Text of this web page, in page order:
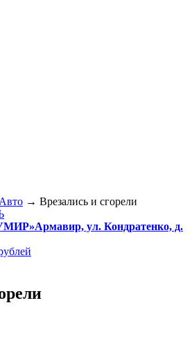
Авто → Врезались и сгорели
Армавир, ул. Кондратенко, д.